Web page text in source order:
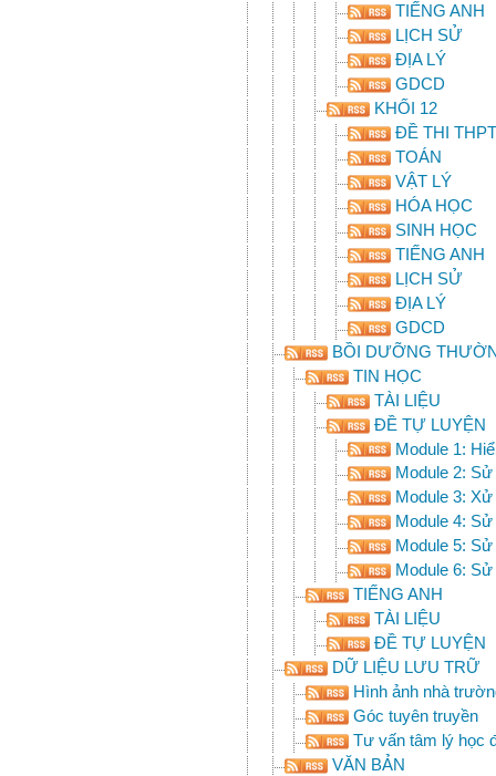
TIẾNG ANH
LỊCH SỬ
ĐỊA LÝ
GDCD
KHỐI 12
ĐỀ THI
TOÁN
VẬT LÝ
HÓA HỌC
SINH HỌC
TIẾNG ANH
LỊCH SỬ
ĐỊA LÝ
GDCD
BỒI DƯỠNG
TIN HỌC
TÀI LIỆU
ĐỀ TỰ LUYỆN
Module 1:
Module 2:
Module 3:
Module 4:
Module 5:
Module 6:
TIẾNG ANH
TÀI LIỆU
ĐỀ TỰ LUYỆN
DỮ LIỆU LƯU TRỮ
Hình ảnh nhà
Góc tuyên truyền
Tư vấn tâm lý học
VĂN BẢN